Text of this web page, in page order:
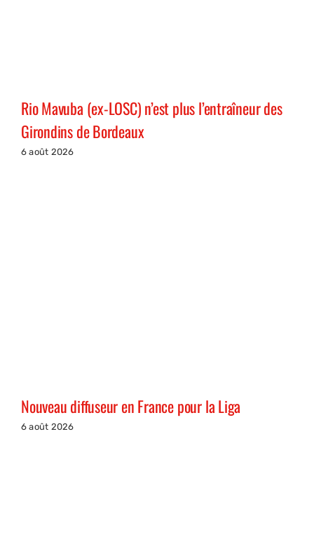
Rio Mavuba (ex-LOSC) n’est plus l’entraîneur des
Girondins de Bordeaux
6 août 2026
Nouveau diffuseur en France pour la Liga
6 août 2026